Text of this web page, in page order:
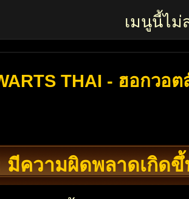
เมนูนี้ไม่
THAI - ฮอกวอต
ความผิดพลาดเกิดขึ้